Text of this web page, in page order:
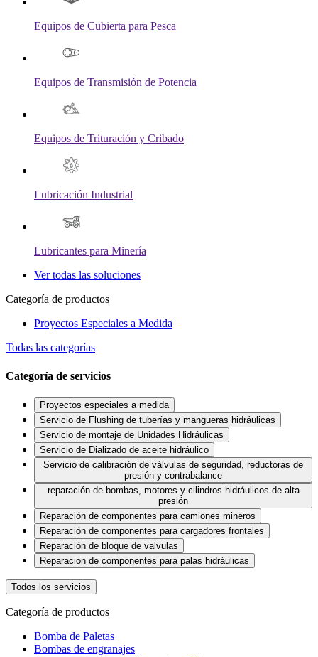
Equipos de Cubierta para Pesca
Equipos de Transmisión de Potencia
Equipos de Trituración y Cribado
Lubricación Industrial
Lubricantes para Minería
Ver todas las soluciones
Categoría de productos
Proyectos Especiales a Medida
Todas las categorías
Categoría de servicios
Proyectos especiales a medida
Servicio de Flushing de tuberías y mangueras hidráulicas
Servicio de montaje de Unidades Hidráulicas
Servicio de Dializado de aceite hidráulico
Servicio de calibración de válvulas de seguridad, reductoras de
presión y contrabalance
reparación de bombas, motores y cilindros hidráulicos de alta
presión
Reparación de componentes para camiones mineros
Reparación de componentes para cargadores frontales
Reparación de bloque de valvulas
Reparacion de componentes para palas hidráulicas
Todos los servicios
Categoría de productos
Bomba de Paletas
Bombas de engranajes